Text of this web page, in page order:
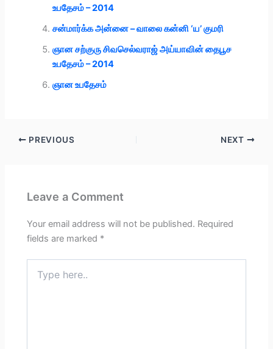
உபதேசம் – 2014
சன்மார்க்க அன்னை – வாலை கன்னி ‘ய’ குமரி
ஞான சற்குரு சிவசெல்வராஜ் அய்யாவின் தைபூச
உபதேசம் – 2014
ஞான உபதேசம்
PREVIOUS NEXT
Leave a Comment
Your email address will not be published. Required
fields are marked *
here..